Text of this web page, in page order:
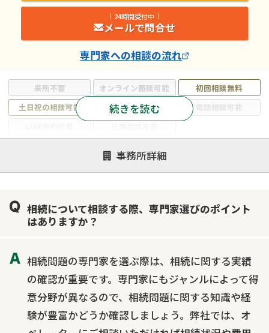
来所不要 オンライン面談可能
初回相談無料
土日祝の相談可能
19時以降電話可能
電話相談可能
遺言書作成・遺言執行
相続放棄
相続登記
相続手続き
銀行手続き
家族信託
成年後見・任意後見
相続トラブル
続きを読む
24時間受付中
メールで問合せ
専門家への相談の流れ
事務所詳細
相続について相談する際、専門家選びのポイント
はありますか？
相続問題の専門家を選ぶ際は、相続に関する実績
の確認が重要です。専門家にもジャンルによって得
意分野が異なるので、相続問題に関する知識や経
験が豊富かどうか確認しましょう。弊社では、オ